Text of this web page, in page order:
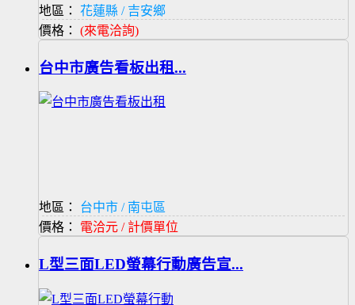
地區：
花蓮縣 / 吉安鄉
價格： (來電洽詢)
台中市廣告看板出租...
地區：
台中市 / 南屯區
價格： 電洽元 / 計價單位
L型三面LED螢幕行動廣告宣...